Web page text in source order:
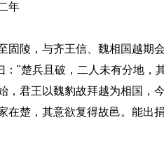
年
陵，与齐王信、魏相国越期
："楚兵且破，二人未有分地
，君王以魏豹故拜越为相国，
在楚，其意欲复得故邑。能